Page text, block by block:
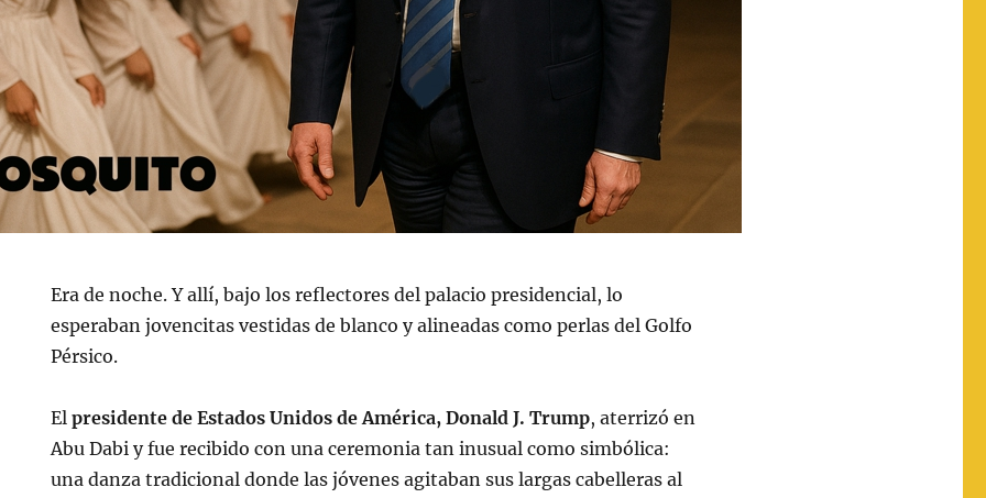
Era de noche. Y allí, bajo los reflectores del palacio presidencial, lo
esperaban jovencitas vestidas de blanco y alineadas como perlas del Golfo
Pérsico.
Elpresidente de Estados Unidos de América, Donald J. Trump, aterrizó en
Abu Dabi y fue recibido con una ceremonia tan inusual como simbólica:
una danza tradicional donde las jóvenes agitaban sus largas cabelleras al